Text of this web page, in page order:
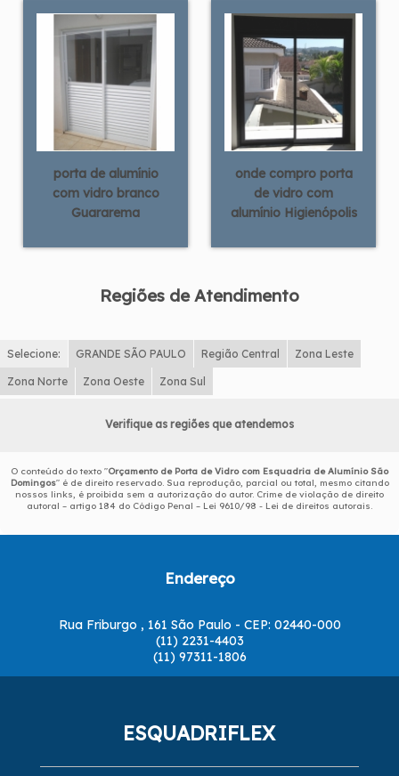
porta de alumínio
com vidro branco
Guararema
onde compro porta
de vidro com
alumínio Higienópolis
Regiões de Atendimento
Selecione: GRANDE SÃO PAULO Região Central Zona Leste
Zona Norte Zona Oeste Zona Sul
Verifique as regiões que atendemos
O conteúdo do texto "Orçamento de Porta de Vidro com Esquadria de Alumínio São
Domingos" é de direito reservado. Sua reprodução, parcial ou total, mesmo citando
nossos links, é proibida sem a autorização do autor. Crime de violação de direito
autoral – artigo 184 do Código Penal – Lei 9610/98 - Lei de direitos autorais
Endereço
Rua Friburgo , 161 São Paulo - CEP: 02440-000
(11) 2231-4403
(11) 97311-1806
ESQUADRIFLEX